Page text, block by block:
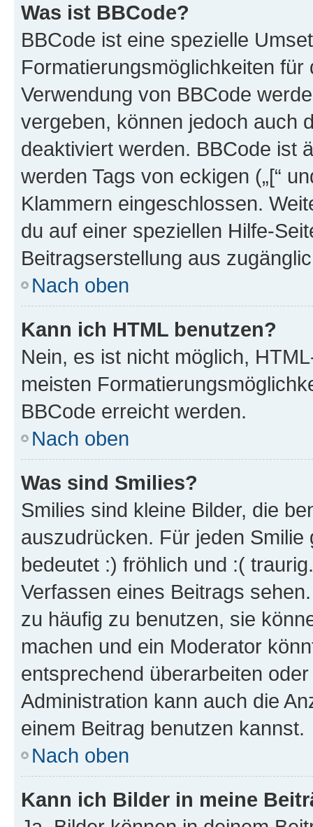
Was ist BBCode?
BBCode ist eine spezielle
Formatierungsmöglichkeiten
Verwendung von BBCode
vergeben, können jedoch auch
deaktiviert werden. BBCode ist
werden Tags von eckigen („[“
Klammern eingeschlossen.
du auf einer speziellen Hilfe-
Beitragserstellung aus
Nach oben
Kann ich HTML benutzen?
Nein, es ist nicht möglich,
meisten
BBCode erreicht werden.
Nach oben
Was sind Smilies?
Smilies sind kleine Bilder, die
auszudrücken. Für jeden
bedeutet :) fröhlich und :(
Verfassen eines Beitrags
zu häufig zu benutzen, sie
machen und ein Moderator
entsprechend überarbeiten
Administration kann auch die
einem Beitrag benutzen kannst.
Nach oben
Kann ich Bilder in meine